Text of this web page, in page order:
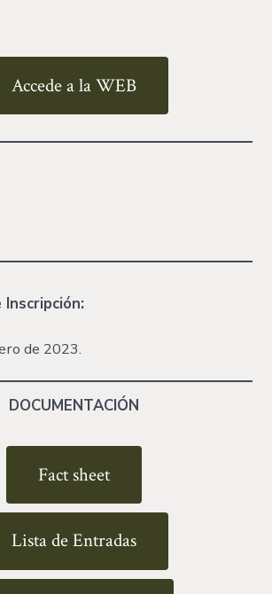
Accede a la WEB
Inscripción:
de 2023.
DOCUMENTACIÓN
Fact sheet
Lista de Entradas